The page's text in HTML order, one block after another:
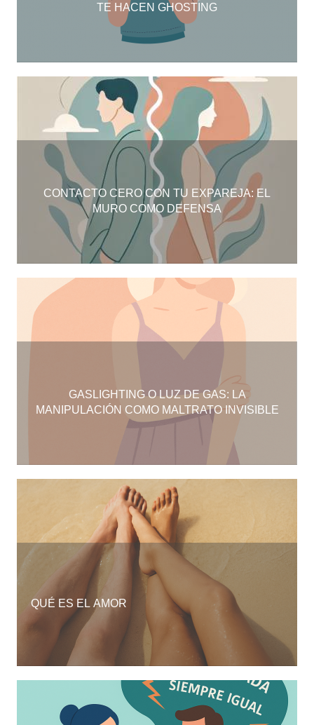
TE HACEN GHOSTING
CONTACTO CERO CON TU EXPAREJA: EL
MURO COMO DEFENSA
GASLIGHTING O LUZ DE GAS: LA
MANIPULACIÓN COMO MALTRATO INVISIBLE
QUÉ ES EL AMOR